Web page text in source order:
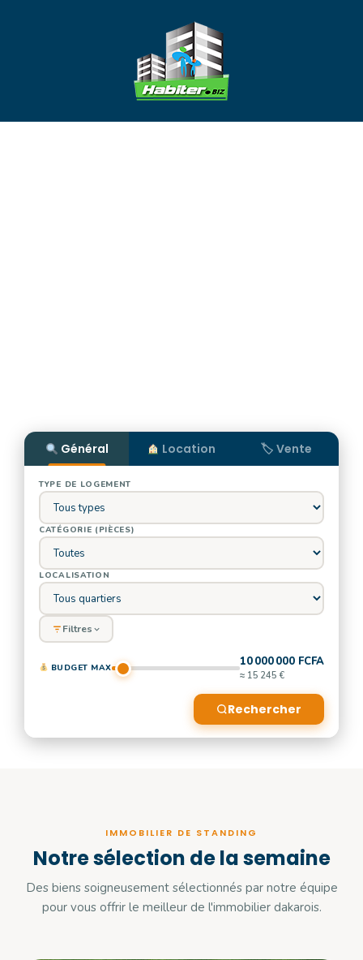
Général Location 🏷 Vente
TYPE DE LOGEMENT
CATÉGORIE (PIÈCES)
LOCALISATION
Filtres
BUDGET MAX 10 000 000 FCFA
≈ 15 245 €
Rechercher
IMMOBILIER DE STANDING
Notre sélection de la semaine
Des biens soigneusement sélectionnés par notre équipe
pour vous offrir le meilleur de l'immobilier dakarois.